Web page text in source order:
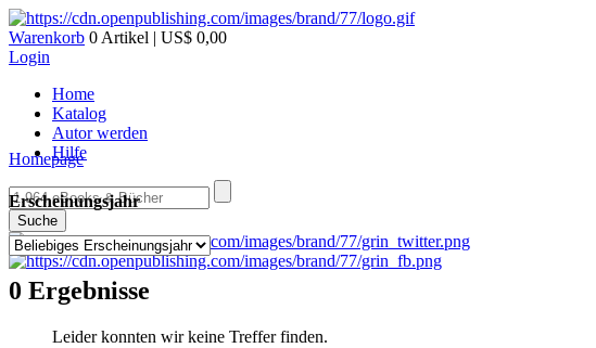
Warenkorb 0 Artikel | US$ 0,00
Login
Home
Katalog
Autor werden
Hilfe
Suche
Homepage
Erscheinungsjahr
0 Ergebnisse
Leider konnten wir keine Treffer finden.